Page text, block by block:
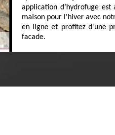
application d’hydrofuge
maison pour l'hiver avec
en ligne et profitez d'une
facade.